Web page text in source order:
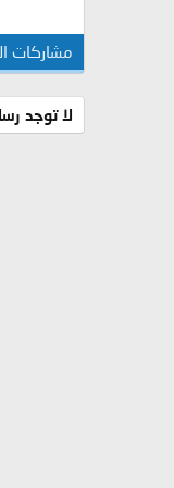
مشاركات
لا توجد